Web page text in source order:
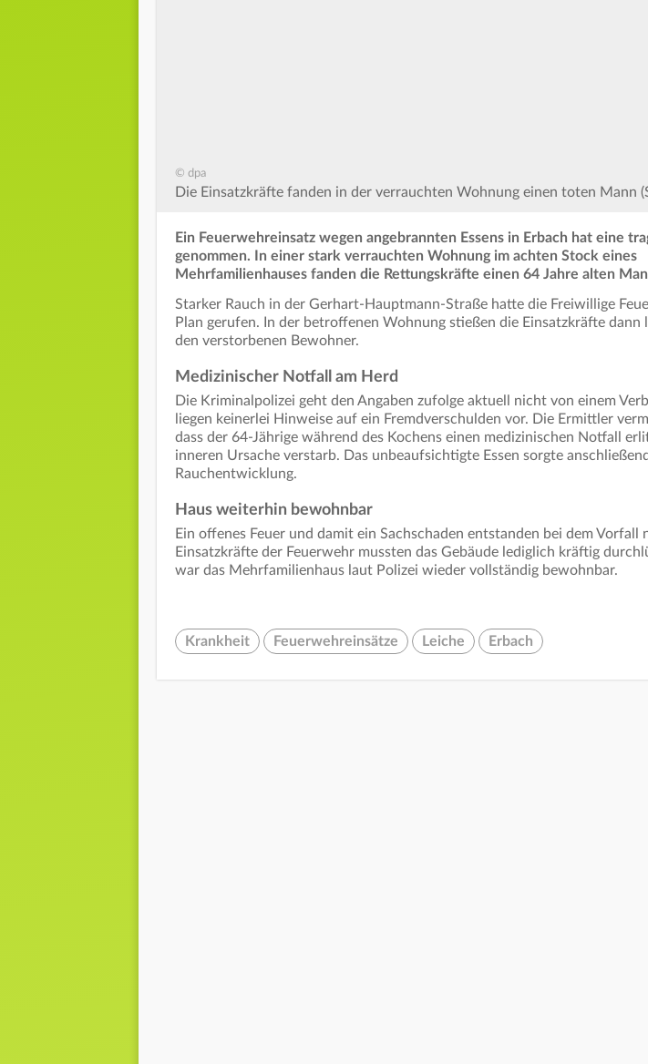
© dpa
Die Einsatzkräfte fanden in der verrauchten Wohnung einen toten Mann
Ein Feuerwehreinsatz wegen angebrannten Essens in Erbach hat eine
genommen. In einer stark verrauchten Wohnung im achten Stock eines
Mehrfamilienhauses fanden die Rettungskräfte einen 64 Jahre alten
Starker Rauch in der Gerhart-Hauptmann-Straße hatte die Freiwillige
Plan gerufen. In der betroffenen Wohnung stießen die Einsatzkräfte dann
den verstorbenen Bewohner.
Medizinischer Notfall am Herd
Die Kriminalpolizei geht den Angaben zufolge aktuell nicht von einem
liegen keinerlei Hinweise auf ein Fremdverschulden vor. Die Ermittler
dass der 64-Jährige während des Kochens einen medizinischen Notfall
inneren Ursache verstarb. Das unbeaufsichtigte Essen sorgte
Rauchentwicklung.
Haus weiterhin bewohnbar
Ein offenes Feuer und damit ein Sachschaden entstanden bei dem Vorfall
Einsatzkräfte der Feuerwehr mussten das Gebäude lediglich kräftig
war das Mehrfamilienhaus laut Polizei wieder vollständig bewohnbar.
Krankheit Feuerwehreinsätze Leiche Erbach